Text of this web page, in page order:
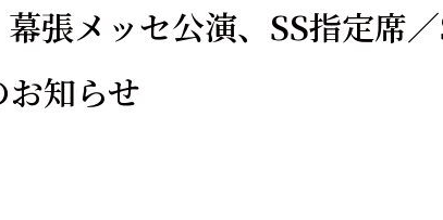
張メッセ公演、SS指定席
知らせ